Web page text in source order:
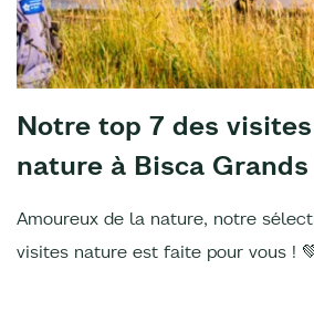
Notre top 7 des visites
nature à Bisca Grands
Amoureux de la nature, notre
visites nature est faite pour vous !